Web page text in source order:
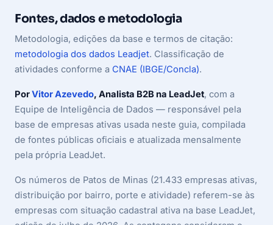
Fontes, dados e metodologia
Metodologia, edições da base e termos de citação:
metodologia dos dados Leadjet. Classificação de
atividades conforme a CNAE (IBGE/Concla).
PorVitor Azevedo, Analista B2B na LeadJet, com a
Equipe de Inteligência de Dados — responsável pela
base de empresas ativas usada neste guia, compilada
de fontes públicas oficiais e atualizada mensalmente
pela própria LeadJet.
Os números de Patos de Minas (21.433 empresas ativas,
distribuição por bairro, porte e atividade) referem-se às
empresas com situação cadastral ativa na base LeadJet,